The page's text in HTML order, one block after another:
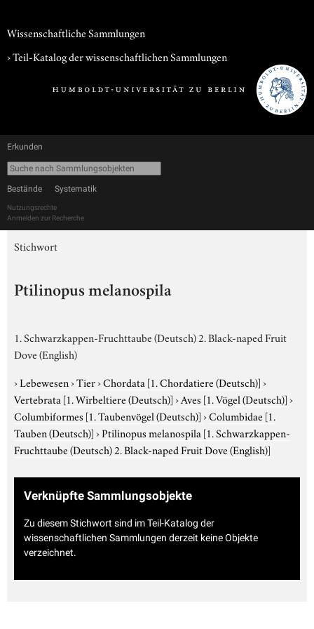
Wissenschaftliche Sammlungen
› Teil-Katalog der wissenschaftlichen Sammlungen
Erkunden
Bestände Systematik
Nutzungsrechte
Anmelden zur Recherche
Stichwort
Ptilinopus melanospila
1. Schwarzkappen-Fruchttaube (Deutsch) 2. Black-naped Fruit
Dove (English)
›Lebewesen›Tier›Chordata [1. Chordatiere (Deutsch)]›
Vertebrata [1. Wirbeltiere (Deutsch)]›Aves [1. Vögel (Deutsch)]›
Columbiformes [1. Taubenvögel (Deutsch)]›Columbidae [1.
Tauben (Deutsch)]›Ptilinopus melanospila [1. Schwarzkappen-
Fruchttaube (Deutsch) 2. Black-naped Fruit Dove (English)]
Verknüpfte Sammlungsobjekte
Zu diesem Stichwort sind im Teil-Katalog der
wissenschaftlichen Sammlungen derzeit keine Objekte
verzeichnet.